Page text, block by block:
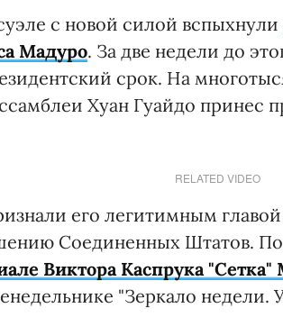
с новой силой вспыхнули
Мадуро. За две недели до
срок. На
Хуан Гуайдо принес
RELATED VIDEO
его легитимным главой
Соединенных Штатов.
Виктора Каспрука "Сетка"
"Зеркало недели.